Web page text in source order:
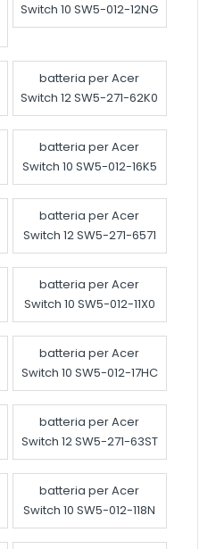
Switch 10 SW5-012-12NG
batteria per Acer
Switch 12 SW5-271-62K0
batteria per Acer
Switch 10 SW5-012-16K5
batteria per Acer
Switch 12 SW5-271-6571
batteria per Acer
Switch 10 SW5-012-11X0
batteria per Acer
Switch 10 SW5-012-17HC
batteria per Acer
Switch 12 SW5-271-63ST
batteria per Acer
Switch 10 SW5-012-118N